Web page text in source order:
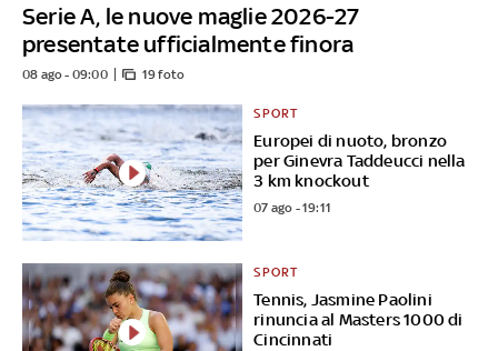
Serie A, le nuove maglie 2026-27
presentate ufficialmente finora
08 ago - 09:00 19 foto
Europei di nuoto, bronzo
per Ginevra Taddeucci nella
3 km knockout
SPORT
07 ago - 19:11
Tennis, Jasmine Paolini
rinuncia al Masters 1000 di
Cincinnati
SPORT